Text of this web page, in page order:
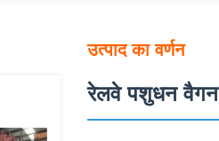
उत्पाद का वर्णन
रेलवे पशुधन वैगन